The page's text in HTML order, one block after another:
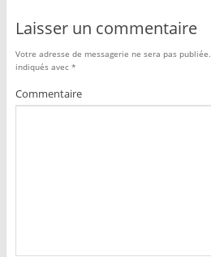
Laisser un commentaire
Votre adresse de messagerie ne sera pas publiée.
indiqués avec *
Commentaire